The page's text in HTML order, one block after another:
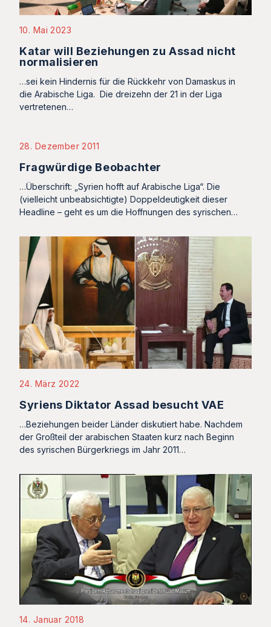
10. Mai 2023
Katar will Beziehungen zu Assad nicht
normalisieren
…sei kein Hindernis für die Rückkehr von Damaskus in
die Arabische Liga. Die dreizehn der 21 in der Liga
vertretenen…
28. Dezember 2011
Fragwürdige Beobachter
…Überschrift: „Syrien hofft auf Arabische Liga“. Die
(vielleicht unbeabsichtigte) Doppeldeutigkeit dieser
Headline – geht es um die Hoffnungen des syrischen…
24. März 2022
Syriens Diktator Assad besucht VAE
…Beziehungen beider Länder diskutiert habe. Nachdem
der Großteil der arabischen Staaten kurz nach Beginn
des syrischen Bürgerkriegs im Jahr 2011…
14. Januar 2018